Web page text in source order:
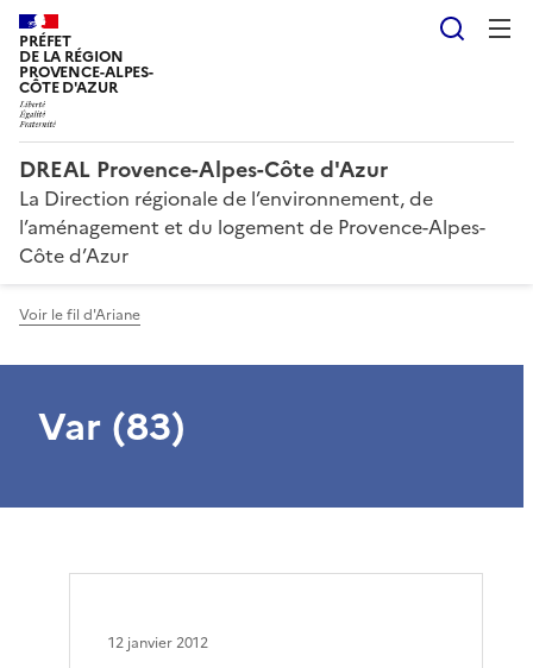
PRÉFET
DE LA RÉGION
PROVENCE-ALPES-
CÔTE D'AZUR
DREAL Provence-Alpes-Côte d'Azur
La Direction régionale de l’environnement, de
l’aménagement et du logement de Provence-Alpes-
Côte d’Azur
Voir le fil d'Ariane
Var (83)
12 janvier 2012